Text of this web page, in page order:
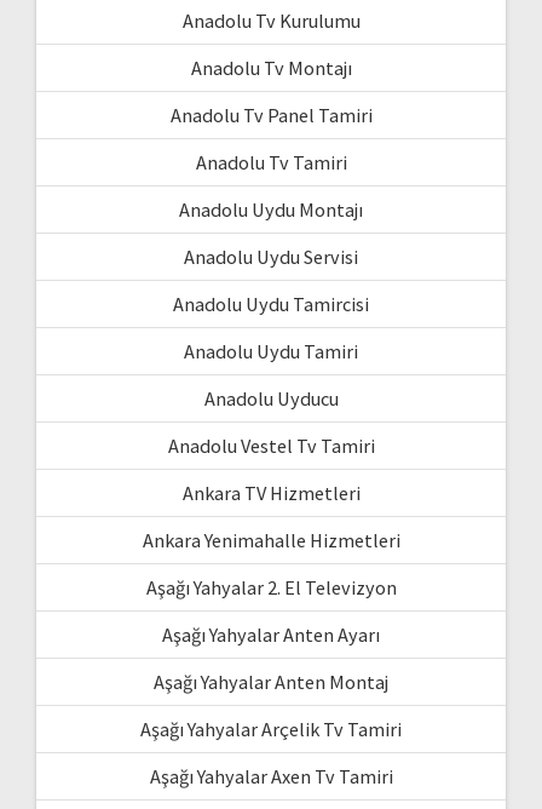
Anadolu Tv Kurulumu
Anadolu Tv Montajı
Anadolu Tv Panel Tamiri
Anadolu Tv Tamiri
Anadolu Uydu Montajı
Anadolu Uydu Servisi
Anadolu Uydu Tamircisi
Anadolu Uydu Tamiri
Anadolu Uyducu
Anadolu Vestel Tv Tamiri
Ankara TV Hizmetleri
Ankara Yenimahalle Hizmetleri
Aşağı Yahyalar 2. El Televizyon
Aşağı Yahyalar Anten Ayarı
Aşağı Yahyalar Anten Montaj
Aşağı Yahyalar Arçelik Tv Tamiri
Aşağı Yahyalar Axen Tv Tamiri